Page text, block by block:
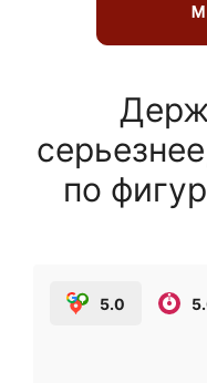
по
5.0